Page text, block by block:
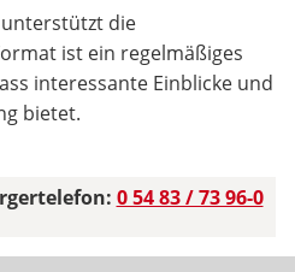
die
ist ein regelmäßiges
interessante Einblicke und
bietet.
0 54 83 / 73 96-0